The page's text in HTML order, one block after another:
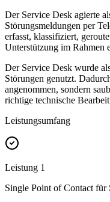
Der Service Desk agierte
Störungsmeldungen per
erfasst, klassifiziert,
Unterstützung im Rahmen
Der Service Desk wurde
Störungen genutzt.
angenommen, sondern
richtige technische
Leistungsumfang
Leistung 1
Single Point of Contact für